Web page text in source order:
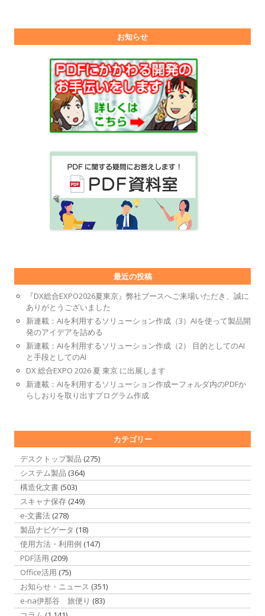
お知らせ
最近の投稿
『DX総合EXPO2026夏東京』弊社ブースへご来場いただき、誠に
ありがとうございました
新連載：AIを利用するソリューション作成（3）AIを使って製品開
発のアイデアを詰める
新連載：AIを利用するソリューション作成（2） 目的としてのAI
と手段としてのAI
DX 総合EXPO 2026 夏 東京 に出展します
新連載：AIを利用するソリューション作成ーフォルダ内のPDFか
らしおりを取り出すプログラム作成
カテゴリー
デスクトップ製品 (275)
システム製品 (364)
構造化文書 (503)
スキャナ保存 (249)
e-文書法 (278)
製品ナビゲータ (18)
使用方法・利用例 (147)
PDF活用 (209)
Office活用 (75)
お知らせ・ニュース (351)
e-na伊那谷 旅便り (83)